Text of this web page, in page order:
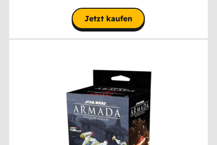
Jetzt kaufen